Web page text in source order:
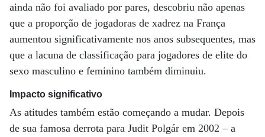
ainda não foi avaliado por pares, descobriu não apenas
que a proporção de jogadoras de xadrez na França
aumentou significativamente nos anos subsequentes, mas
que a lacuna de classificação para jogadores de elite do
sexo masculino e feminino também diminuiu.
Impacto significativo
As atitudes também estão começando a mudar. Depois
de sua famosa derrota para Judit Polgár em 2002 – a